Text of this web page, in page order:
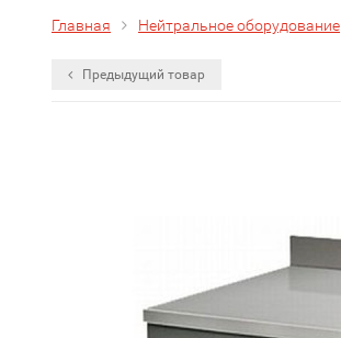
Главная Нейтральное оборудование
Предыдущий товар